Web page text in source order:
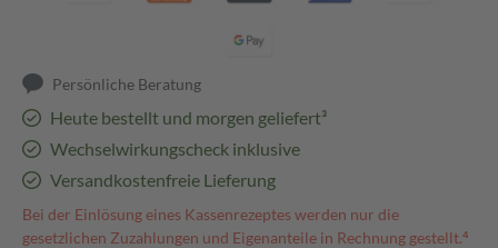
Persönliche Beratung
Heute bestellt und morgen geliefert³
Wechselwirkungscheck inklusive
Versandkostenfreie Lieferung
Bei der Einlösung eines Kassenrezeptes werden nur die
gesetzlichen Zuzahlungen und Eigenanteile in Rechnung gestellt.⁴